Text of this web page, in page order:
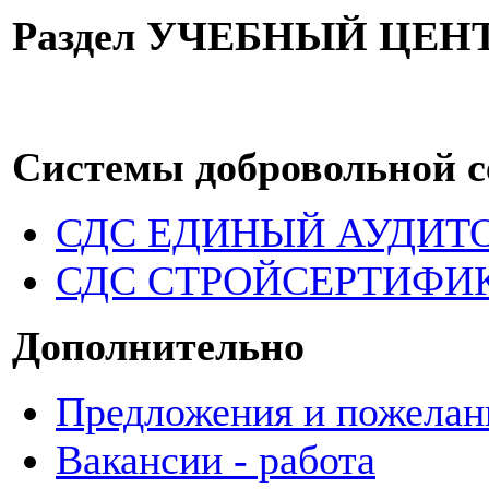
Раздел УЧЕБНЫЙ ЦЕНТР
Системы добровольной
СДС ЕДИНЫЙ
СДС
Дополнительно
Предложения и
Вакансии - работа